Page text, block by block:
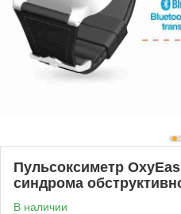
Пульсоксиметр
синдрома
В наличии